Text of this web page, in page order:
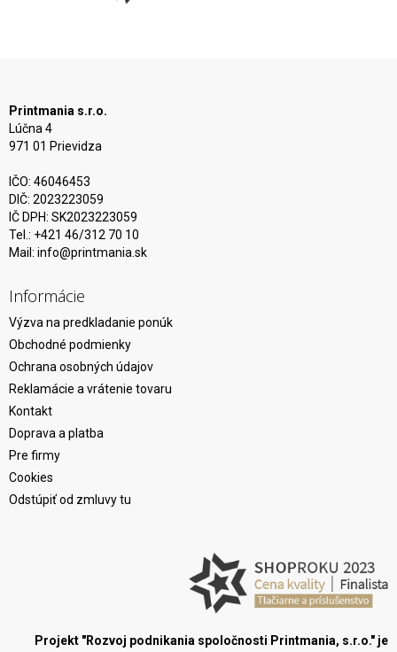
Printmania s.r.o.
Lúčna 4
971 01 Prievidza
IČO: 46046453
DIČ: 2023223059
IČ DPH: SK2023223059
Tel.: +421 46/312 70 10
Mail: info@printmania.sk
Informácie
Výzva na predkladanie ponúk
Obchodné podmienky
Ochrana osobných údajov
Reklamácie a vrátenie tovaru
Kontakt
Doprava a platba
Pre firmy
Cookies
Odstúpiť od zmluvy tu
Projekt "Rozvoj podnikania spoločnosti Printmania, s.r.o." je